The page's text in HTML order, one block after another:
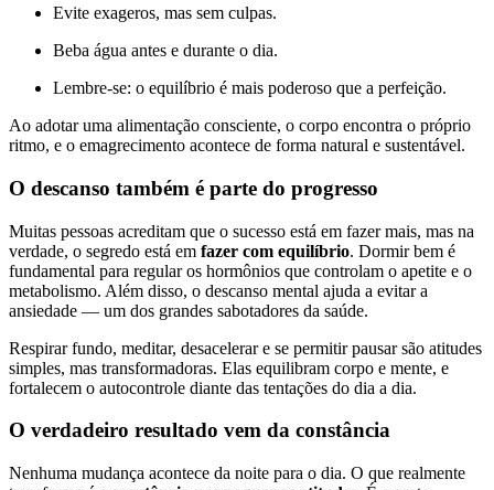
Evite exageros, mas sem culpas.
Beba água antes e durante o dia.
Lembre-se: o equilíbrio é mais poderoso que a perfeição.
Ao adotar uma alimentação consciente, o corpo encontra o próprio
ritmo, e o emagrecimento acontece de forma natural e sustentável.
O descanso também é parte do progresso
Muitas pessoas acreditam que o sucesso está em fazer mais, mas na
verdade, o segredo está em fazer com equilíbrio. Dormir bem é
fundamental para regular os hormônios que controlam o apetite e o
metabolismo. Além disso, o descanso mental ajuda a evitar a
ansiedade — um dos grandes sabotadores da saúde.
Respirar fundo, meditar, desacelerar e se permitir pausar são atitudes
simples, mas transformadoras. Elas equilibram corpo e mente, e
fortalecem o autocontrole diante das tentações do dia a dia.
O verdadeiro resultado vem da constância
Nenhuma mudança acontece da noite para o dia. O que realmente